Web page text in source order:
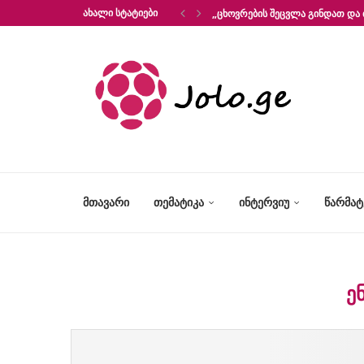
ᲐᲮᲐᲚᲘ ᲡᲢᲐᲢᲘᲔᲑᲘ „ᲪᲮᲝᲕᲠᲔᲑᲘᲡ ᲨᲔᲪᲕᲚᲐ ᲒᲘᲜᲓᲐᲗ
ᲛᲗᲐᲕᲐᲠᲘ ᲗᲔᲛᲐᲢᲘᲙᲐ ᲘᲜᲢᲔᲠᲕᲘᲣ